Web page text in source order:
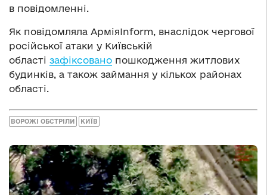
в повідомленні.
Як повідомляла АрміяInform, внаслідок чергової
російської атаки у Київській
області зафіксовано пошкодження житлових
будинків, а також займання у кількох районах
області.
ВОРОЖІ ОБСТРІЛИ КИЇВ